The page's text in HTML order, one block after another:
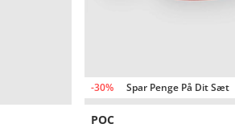
-30% Spar Penge På Dit Sæt
POC